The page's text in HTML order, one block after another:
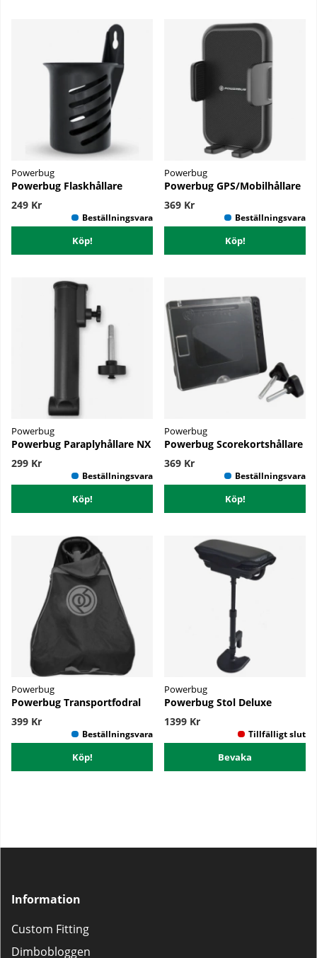
Powerbug
Powerbug Flaskhållare
249 Kr
Köp!
Powerbug
Powerbug GPS/Mobilhållare
369 Kr
Köp!
Powerbug
Powerbug Paraplyhållare NX
299 Kr
Köp!
Powerbug
Powerbug Scorekortshållare
369 Kr
Köp!
Powerbug
Powerbug Transportfodral
399 Kr
Köp!
Powerbug
Powerbug Stol Deluxe
1399 Kr
Bevaka
Information
Custom Fitting
Dimbobloggen